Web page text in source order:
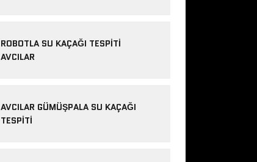
ROBOTLA SU KAÇAĞI TESPITI
AVCILAR
AVCILAR GÜMÜŞPALA SU KAÇAĞI
TESPITI